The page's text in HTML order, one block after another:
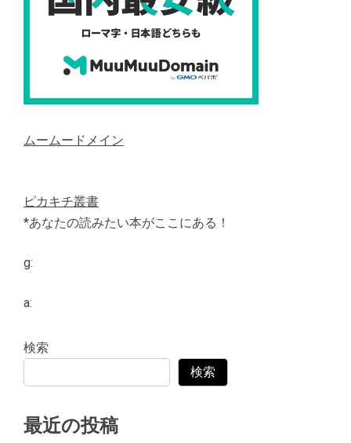
ムームードメイン
ピカキチ叢書
*あなたの読みたい本がここにある！
g:
a:
検索
検索
最近の投稿